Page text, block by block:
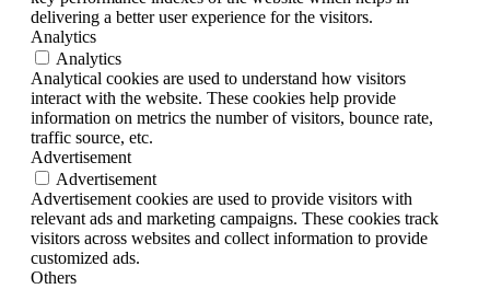
delivering a better user experience for the visitors.
Analytics
Analytics
Analytical cookies are used to understand how visitors
interact with the website. These cookies help provide
information on metrics the number of visitors, bounce rate,
traffic source, etc.
Advertisement
Advertisement
Advertisement cookies are used to provide visitors with
relevant ads and marketing campaigns. These cookies track
visitors across websites and collect information to provide
customized ads.
Others